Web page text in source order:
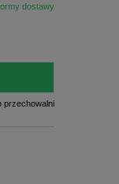
dostawy
przechowalni